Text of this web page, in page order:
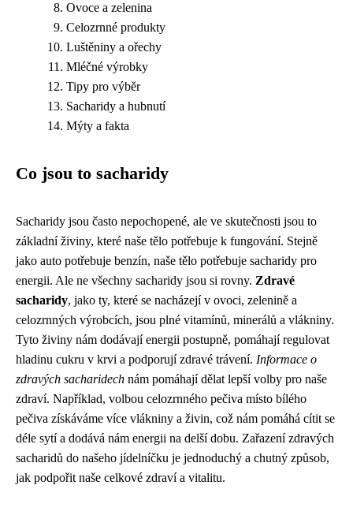
Ovoce a zelenina
Celozrnné produkty
Luštěniny a ořechy
Mléčné výrobky
Tipy pro výběr
Sacharidy a hubnutí
Mýty a fakta
Co jsou to sacharidy
Sacharidy jsou často nepochopené, ale ve skutečnosti jsou to
základní živiny, které naše tělo potřebuje k fungování. Stejně
jako auto potřebuje benzín, naše tělo potřebuje sacharidy pro
energii. Ale ne všechny sacharidy jsou si rovny. Zdravé
sacharidy, jako ty, které se nacházejí v ovoci, zelenině a
celozrnných výrobcích, jsou plné vitamínů, minerálů a vlákniny.
Tyto živiny nám dodávají energii postupně, pomáhají regulovat
hladinu cukru v krvi a podporují zdravé trávení. Informace o
zdravých sacharidech nám pomáhají dělat lepší volby pro naše
zdraví. Například, volbou celozrnného pečiva místo bílého
pečiva získáváme více vlákniny a živin, což nám pomáhá cítit se
déle sytí a dodává nám energii na delší dobu. Zařazení zdravých
sacharidů do našeho jídelníčku je jednoduchý a chutný způsob,
jak podpořit naše celkové zdraví a vitalitu.